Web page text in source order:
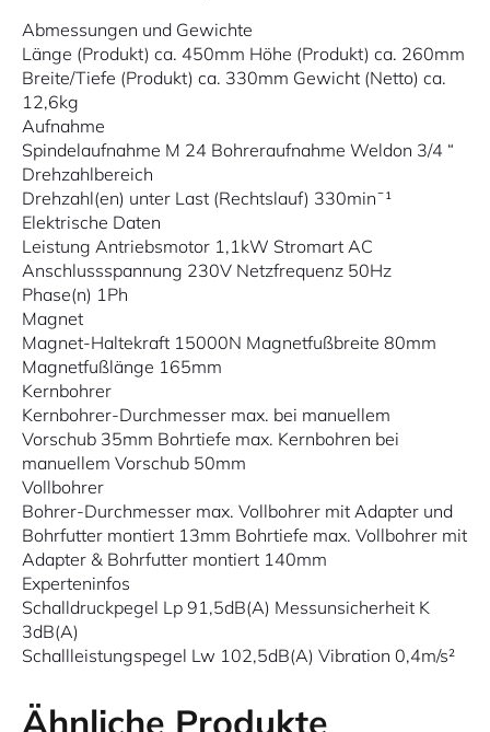
Abmessungen und Gewichte
Länge (Produkt) ca. 450mm Höhe (Produkt) ca. 260mm
Breite/Tiefe (Produkt) ca. 330mm Gewicht (Netto) ca.
12,6kg
Aufnahme
Spindelaufnahme M 24 Bohreraufnahme Weldon 3/4 “
Drehzahlbereich
Drehzahl(en) unter Last (Rechtslauf) 330min¯¹
Elektrische Daten
Leistung Antriebsmotor 1,1kW Stromart AC
Anschlussspannung 230V Netzfrequenz 50Hz
Phase(n) 1Ph
Magnet
Magnet-Haltekraft 15000N Magnetfußbreite 80mm
Magnetfußlänge 165mm
Kernbohrer
Kernbohrer-Durchmesser max. bei manuellem
Vorschub 35mm Bohrtiefe max. Kernbohren bei
manuellem Vorschub 50mm
Vollbohrer
Bohrer-Durchmesser max. Vollbohrer mit Adapter und
Bohrfutter montiert 13mm Bohrtiefe max. Vollbohrer mit
Adapter & Bohrfutter montiert 140mm
Experteninfos
Schalldruckpegel Lp 91,5dB(A) Messunsicherheit K
3dB(A)
Schallleistungspegel Lw 102,5dB(A) Vibration 0,4m/s²
Ähnliche Produkte